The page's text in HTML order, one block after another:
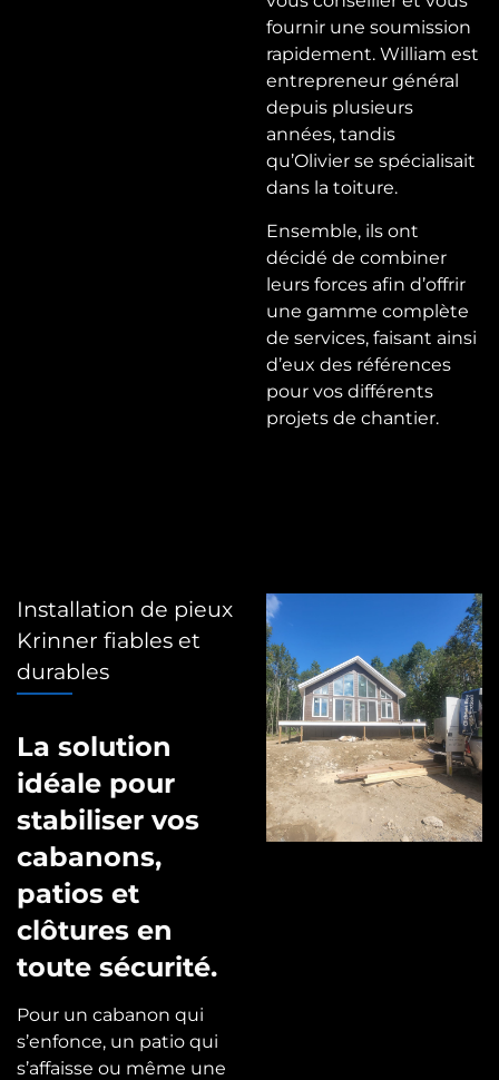
fournir une soumission
rapidement. William est
entrepreneur général
depuis plusieurs
années, tandis
qu’Olivier se spécialisait
dans la toiture.
Ensemble, ils ont
décidé de combiner
leurs forces afin d’offrir
une gamme complète
de services, faisant ainsi
d’eux des références
pour vos différents
projets de chantier.
Installation de pieux
Krinner fiables et
durables
La solution
idéale pour
stabiliser vos
cabanons,
patios et
clôtures en
toute sécurité.
Pour un cabanon qui
s’enfonce, un patio qui
s’affaisse ou même une